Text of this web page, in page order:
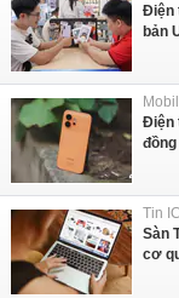
Điện
bản
Điện
đồng
Tin
Sàn
cơ